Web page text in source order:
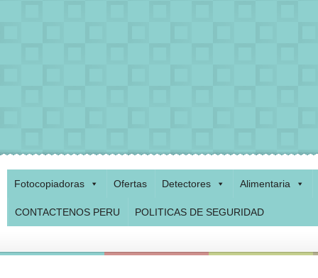
Fotocopiadoras Ofertas Detectores Alimentaria
CONTACTENOS PERU POLITICAS DE SEGURIDAD